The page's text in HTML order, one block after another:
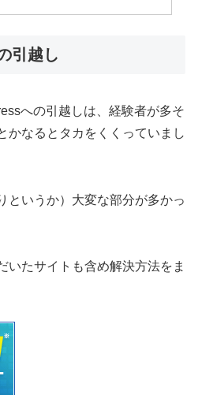
引越し
への引越しは、経験者が多そ
かなるとタカをくくっていまし
というか）大変な部分が多かっ
いたサイトも含め解決方法をま